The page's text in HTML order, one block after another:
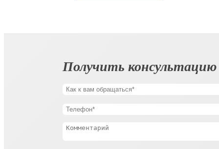
Получить консультацию